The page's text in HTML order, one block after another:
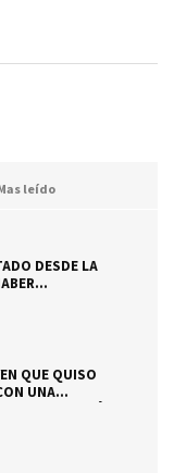
leído
LA
VENDER,
PEDIDO DE
QUE QUISO
UNA
EL ARMA TENÍA
QUE